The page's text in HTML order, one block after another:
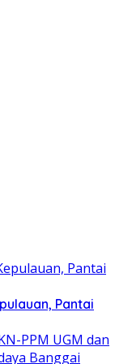
Pantai